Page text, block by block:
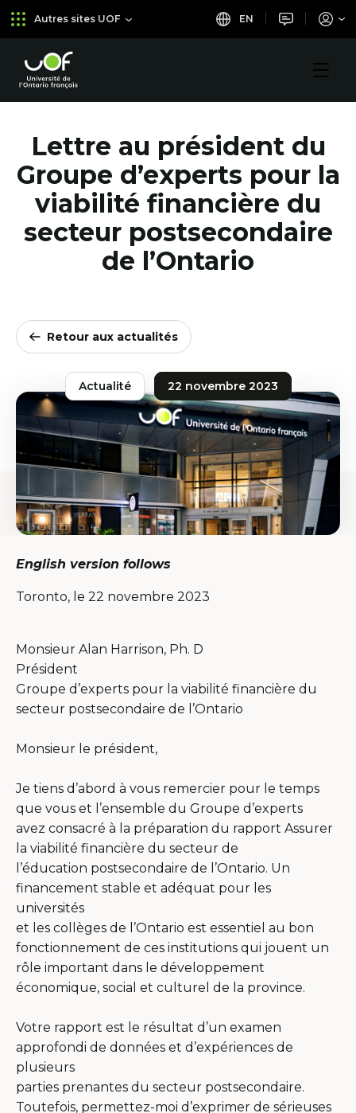
Aller
au
principal
Passer
au
Autres sites UOF EN
Université
français
Lettre au président du
Groupe d’experts pour la
viabilité financière du
secteur postsecondaire
de l’Ontario
Retour aux actualités
Actualité 22 novembre 2023
English version follows
Toronto, le 22 novembre 2023
Monsieur Alan Harrison, Ph. D
Président
Groupe d’experts pour la viabilité financière du
secteur postsecondaire de l’Ontario
Monsieur le président,
Je tiens d’abord à vous remercier pour le temps
que vous et l’ensemble du Groupe d’experts
avez consacré à la préparation du rapport Assurer
la viabilité financière du secteur de
l’éducation postsecondaire de l’Ontario. Un
financement stable et adéquat pour les
universités
et les collèges de l’Ontario est essentiel au bon
fonctionnement de ces institutions qui jouent un
rôle important dans le développement
économique, social et culturel de la province.
Votre rapport est le résultat d’un examen
approfondi de données et d’expériences de
plusieurs
parties prenantes du secteur postsecondaire.
Toutefois, permettez-moi d’exprimer de sérieuses